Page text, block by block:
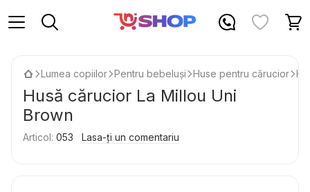
Lumea copiilor Pentru bebeluși Huse pentru cărucior
Husă cărucior La Millou Uni
Brown
Articol: 053 Lasa-ți un comentariu